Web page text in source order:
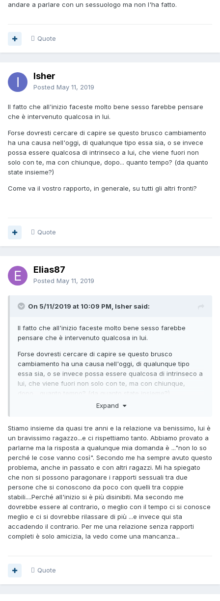
andare a parlare con un sessuologo ma non l'ha fatto.
Quote
Isher
Posted May 11, 2019
Il fatto che all'inizio faceste molto bene sesso farebbe pensare
che è intervenuto qualcosa in lui.
Forse dovresti cercare di capire se questo brusco cambiamento
ha una causa nell'oggi, di qualunque tipo essa sia, o se invece
possa essere qualcosa di intrinseco a lui, che viene fuori non
solo con te, ma con chiunque, dopo... quanto tempo? (da quanto
state insieme?)
Come va il vostro rapporto, in generale, su tutti gli altri fronti?
Quote
Elias87
Posted May 11, 2019
On 5/11/2019 at 10:09 PM, Isher said:
Il fatto che all'inizio faceste molto bene sesso farebbe
pensare che è intervenuto qualcosa in lui.
Forse dovresti cercare di capire se questo brusco
cambiamento ha una causa nell'oggi, di qualunque tipo
essa sia, o se invece possa essere qualcosa di intrinseco a
lui, che viene fuori non solo con te, ma con chiunque,
dopo... quanto tempo? (da quanto state insieme?)
Come va il vostro rapporto, in generale, su tutti gli altri
Expand
Stiamo insieme da quasi tre anni e la relazione va benissimo, lui è
un bravissimo ragazzo...e ci rispettiamo tanto. Abbiamo provato a
parlarne ma la risposta a qualunque mia domanda è ..."non lo so
perché le cose vanno così". Secondo me ha sempre avuto questo
problema, anche in passato e con altri ragazzi. Mi ha spiegato
che non si possono paragonare i rapporti sessuali tra due
persone che si conoscono da poco con quelli tra coppie
stabili....Perché all'inizio si è più disinibiti. Ma secondo me
dovrebbe essere al contrario, o meglio con il tempo ci si conosce
meglio e ci si dovrebbe rilassare di più ...e invece qui sta
accadendo il contrario. Per me una relazione senza rapporti
completi è solo amicizia, la vedo come una mancanza...
Quote